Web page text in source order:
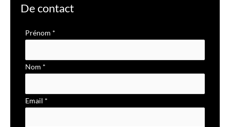
De contact
Formulaire
avec
téléphone
Prénom *
Nom *
Email *